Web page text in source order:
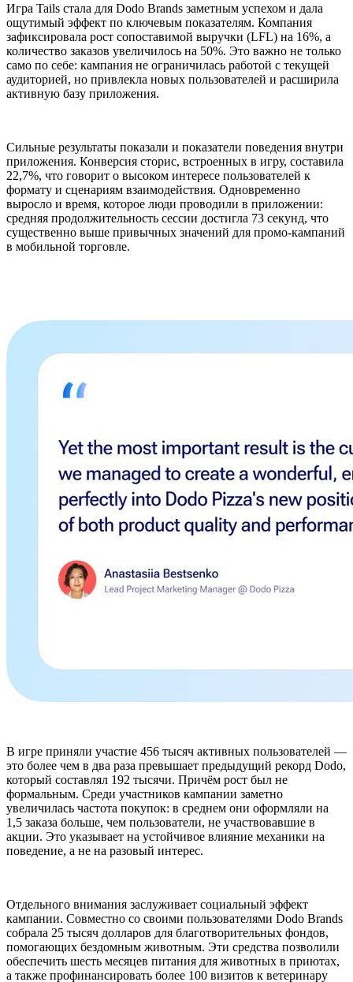
Игра Tails стала для Dodo Brands заметным успехом и дала
ощутимый эффект по ключевым показателям. Компания
зафиксировала рост сопоставимой выручки (LFL) на 16%, а
количество заказов увеличилось на 50%. Это важно не только
само по себе: кампания не ограничилась работой с текущей
аудиторией, но привлекла новых пользователей и расширила
активную базу приложения.
Сильные результаты показали и показатели поведения внутри
приложения. Конверсия сторис, встроенных в игру, составила
22,7%, что говорит о высоком интересе пользователей к
формату и сценариям взаимодействия. Одновременно
выросло и время, которое люди проводили в приложении:
средняя продолжительность сессии достигла 73 секунд, что
существенно выше привычных значений для промо-кампаний
в мобильной торговле.
В игре приняли участие 456 тысяч активных пользователей —
это более чем в два раза превышает предыдущий рекорд Dodo,
который составлял 192 тысячи. Причём рост был не
формальным. Среди участников кампании заметно
увеличилась частота покупок: в среднем они оформляли на
1,5 заказа больше, чем пользователи, не участвовавшие в
акции. Это указывает на устойчивое влияние механики на
поведение, а не на разовый интерес.
Отдельного внимания заслуживает социальный эффект
кампании. Совместно со своими пользователями Dodo Brands
собрала 25 тысяч долларов для благотворительных фондов,
помогающих бездомным животным. Эти средства позволили
обеспечить шесть месяцев питания для животных в приютах,
а также профинансировать более 100 визитов к ветеринару